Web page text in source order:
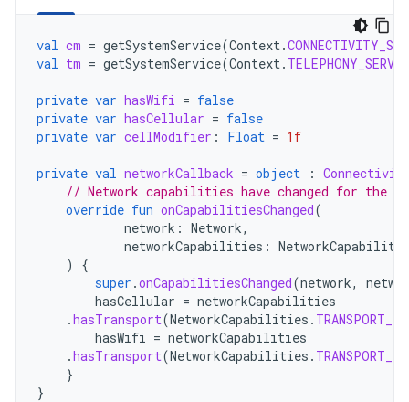
val cm = getSystemService(Context.
val tm = getSystemService(Context.
private var hasWifi = false
private var hasCellular = false
private var cellModifier : Float = 1f
private val networkCallback = object :
// Network capabilities have changed for the
override fun onCapabilitiesChanged(
network : Network,
networkCapabilities :
)
{
super .onCapabilitiesChanged(network,
hasCellular = networkCapabilities
.hasTransport(NetworkCapabilities .
hasWifi = networkCapabilities
.hasTransport(NetworkCapabilities .
}
}